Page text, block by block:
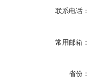
联系电话：
常用邮箱：
省份：